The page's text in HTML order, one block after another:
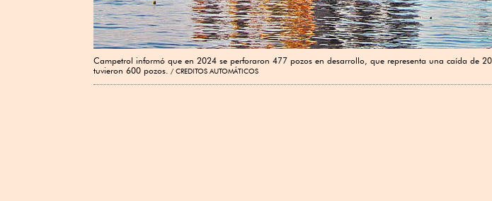
Campetrol informó que en 2024 se perforaron 477 pozos en desarrollo, que representa una caída de
tuvieron 600 pozos.
CREDITOS AUTOMÁTICOS